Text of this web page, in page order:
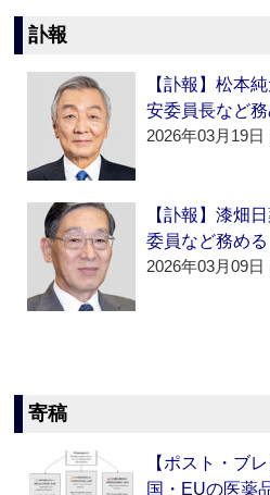
訃報
【訃報】松本
安委員長など務
2026年03月19日
【訃報】漆畑
委員など務める
2026年03月09日
寄稿
【ポスト・ブ
国・EUの医薬